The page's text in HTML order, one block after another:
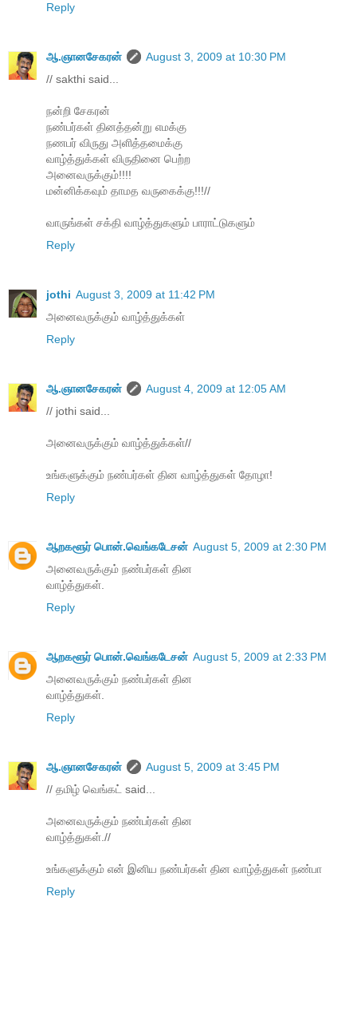
Reply
ஆ.ஞானசேகரன்
August 3, 2009 at 10:30 PM
// sakthi said...
நன்றி சேகரன்
நண்பர்கள் தினத்தன்று எமக்கு
நணபர் விருது அளித்தமைக்கு
வாழ்த்துக்கள் விருதினை பெற்ற
அனைவருக்கும்!!!!
மன்னிக்கவும் தாமத வருகைக்கு!!!//
வாருங்கள் சக்தி வாழ்த்துகளும் பாராட்டுகளும்
Reply
jothi August 3, 2009 at 11:42 PM
அனைவருக்கும் வாழ்த்துக்கள்
Reply
ஆ.ஞானசேகரன்
August 4, 2009 at 12:05 AM
// jothi said...
அனைவருக்கும் வாழ்த்துக்கள்//
உங்களுக்கும் நண்பர்கள் தின வாழ்த்துகள் தோழா!
Reply
ஆறகளூர் பொன்.வெங்கடேசன் August 5, 2009 at 2:30 PM
அனைவருக்கும் நண்பர்கள் தின
வாழ்த்துகள்.
Reply
ஆறகளூர் பொன்.வெங்கடேசன் August 5, 2009 at 2:33 PM
அனைவருக்கும் நண்பர்கள் தின
வாழ்த்துகள்.
Reply
ஆ.ஞானசேகரன்
August 5, 2009 at 3:45 PM
// தமிழ் வெங்கட் said...
அனைவருக்கும் நண்பர்கள் தின
வாழ்த்துகள்.//
உங்களுக்கும் என் இனிய நண்பர்கள் தின வாழ்த்துகள் நண்பா
Reply